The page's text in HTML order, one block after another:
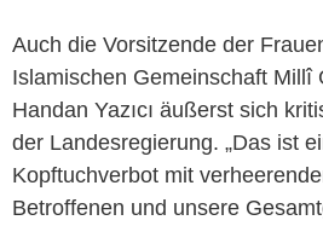
Auch die Vorsitzende der
Islamischen Gemeinschaft Millî
Handan Yazıcı äußerst sich
der Landesregierung. „Das ist
Kopftuchverbot mit
Betroffenen und unsere